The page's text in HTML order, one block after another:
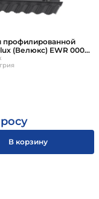
профилированной
(Велюкс) EWR 0000
см
В корзину